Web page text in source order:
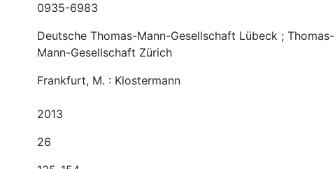
0935-6983
Deutsche Thomas-Mann-Gesellschaft Lübeck ; Thomas-
Mann-Gesellschaft Zürich
Frankfurt, M. : Klostermann
2013
26